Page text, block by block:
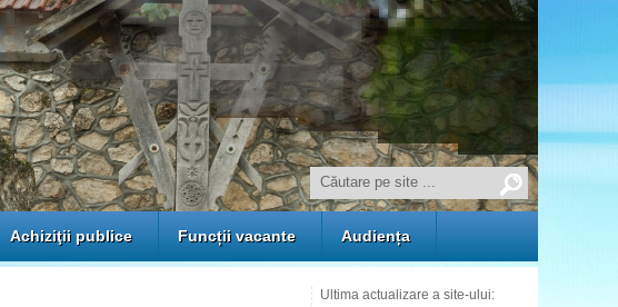
Achiziţii publice Funcții vacante Audiența
Ultima actualizare a site-ului: